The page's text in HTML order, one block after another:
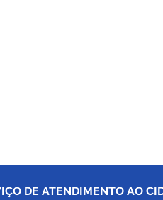
DE ATENDIMENTO AO